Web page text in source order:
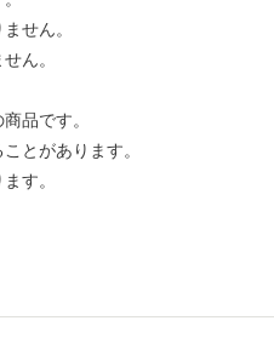
せん。
ん。
品です。
とがあります。
す。